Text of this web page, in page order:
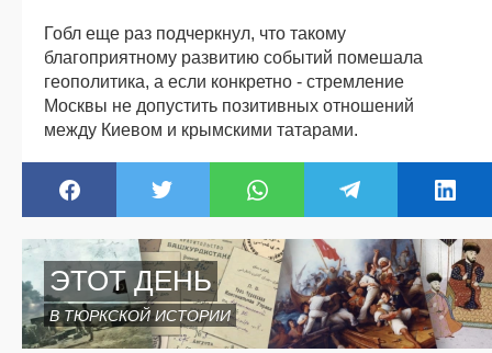
Гобл еще раз подчеркнул, что такому
благоприятному развитию событий помешала
геополитика, а если конкретно - стремление
Москвы не допустить позитивных отношений
между Киевом и крымскими татарами.
ЭТОТ ДЕНЬ
В ТЮРКСКОЙ ИСТОРИИ